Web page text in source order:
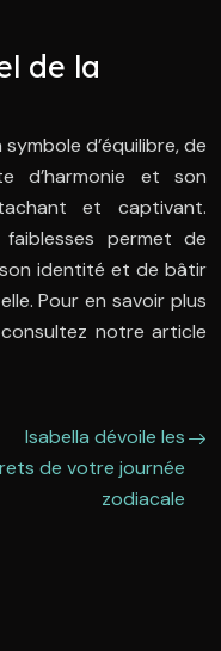
de la
d’équilibre, de
d’harmonie et son
et captivant.
permet de
identité et de bâtir
Pour en savoir plus
notre article
Isabella dévoile les
de votre journée
zodiacale